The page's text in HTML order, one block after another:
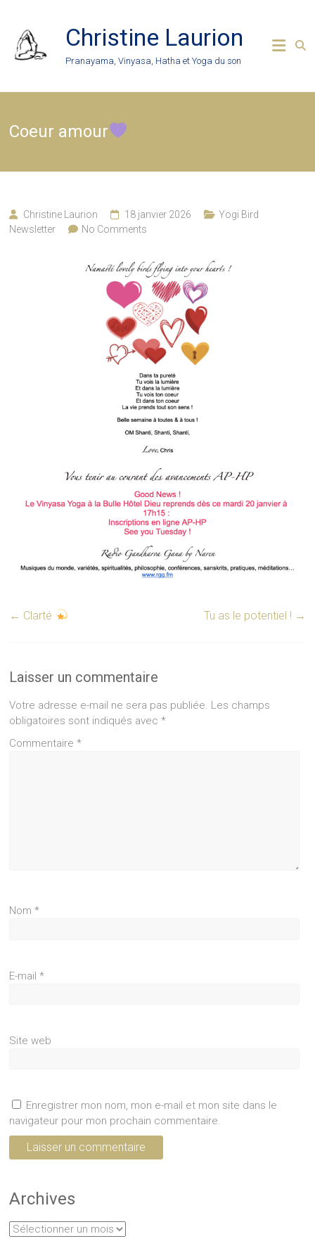
content
Christine Laurion
Pranayama, Vinyasa, Hatha et Yoga du son
Coeur amour
Christine Laurion 18 janvier 2026
Yogi Bird
Newsletter
No Comments
← Clarté Tu as le potentiel ! →
Laisser un commentaire
Votre adresse e-mail ne sera pas publiée. Les champs
obligatoires sont indiqués avec*
Commentaire*
Nom*
E-mail*
Site web
Enregistrer mon nom, mon e-mail et mon site dans le
navigateur pour mon prochain commentaire.
Archives
Archives